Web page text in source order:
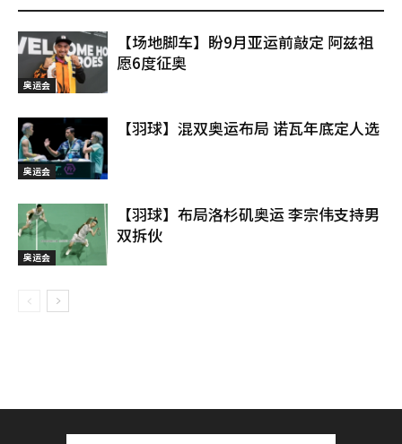
奥运会
【场地脚车】盼9月亚运前敲定 阿兹祖
愿6度征奥
奥运会
【羽球】混双奥运布局 诺瓦年底定人选
奥运会
【羽球】布局洛杉矶奥运 李宗伟支持男
双拆伙